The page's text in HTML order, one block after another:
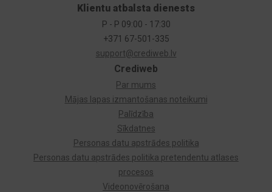
Crediweb
Par mums
Mājas lapas izmantošanas noteikumi
Palīdzība
Sīkdatnes
Personas datu apstrādes politika
Personas datu apstrādes politika pretendentu atlases
procesos
Videonovērošana
Klientu atbalsta dienests
P - P 09:00 - 17:30
+371 67-501-335
support@crediweb.lv